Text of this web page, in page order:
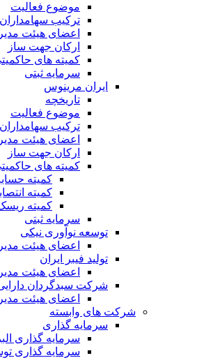
موضوع فعالیت
ترکیب سهامداران
اعضای هیئت
ارکان جهت ساز
کمیته های
سرمایه ثبتی
ایران مرینوس
تاریخچه
موضوع فعالیت
ترکیب سهامداران
اعضای هیئت
ارکان جهت ساز
کمیته های
کمیته
کمیته
کمیته
سرمایه ثبتی
توسعه نوآوری نیکی
اعضای هیئت
تولید فیبر ایران
اعضای هیئت
شرکت سبدگردان
اعضای هیئت
شرکت های وابسته
سرمایه گذاری
سرمایه گذاری
سرمایه گذاری